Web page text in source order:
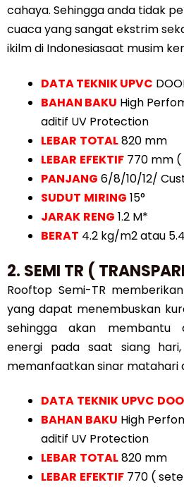
cahaya. Sehingga anda tidak
cuaca yang sangat ekstrim
ikilm di Indonesiasaat musim
DATA TEKNIK UPVC
BAHAN BAKU High
aditif UV Protection
LEBAR TOTAL820 mm
LEBAR EFEKTIF 770 mm
PANJANG 6/8/10/12/
SUDUT MIRING 15°
JARAK RENG 1.2 M*
BERAT 4.2 kg/m2 atau
2. SEMI TR (
Rooftop Semi-TR
yang dapat menembuskan
sehingga akan membantu
energi pada saat siang
memanfaatkan sinar matahari
DATA TEKNIK UPVC
BAHAN BAKU High
aditif UV Protection
LEBAR TOTAL820 mm
LEBAR EFEKTIF 770 (